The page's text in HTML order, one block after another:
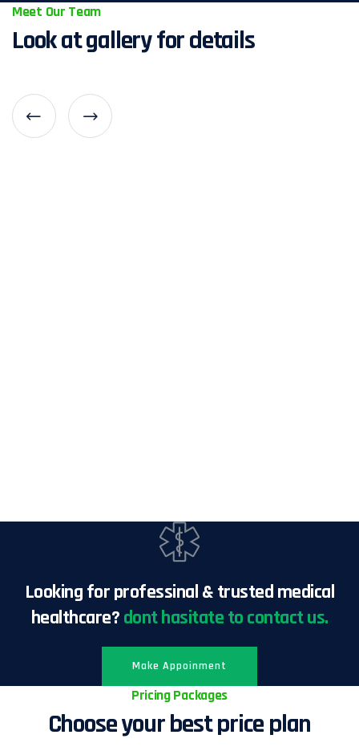
Meet Our Team
Look at gallery for details
Looking for professinal & trusted medical
healthcare? dont hasitate to contact us.
Make Appoinment
Pricing Packages
Choose your best price plan